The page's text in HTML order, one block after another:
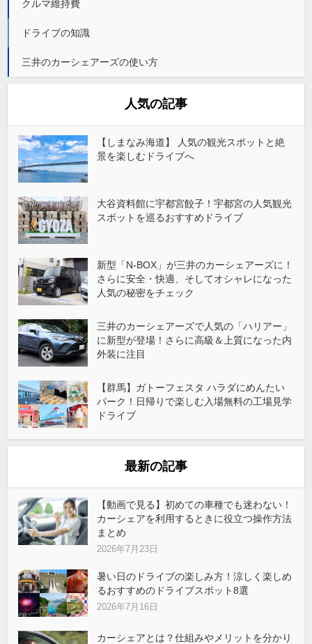
クルマ維持費
ドライブの知識
三井のカーシェアーズの使い方
人気の記事
【しまなみ海道】 人気の観光スポットと絶
景を楽しむドライブへ
大谷資料館に宇都宮餃子！宇都宮の人気観光
スポットを巡るおすすめドライブ
新型「N-BOX」が三井のカーシェアーズに！
さらに安全・快適、そしてオシャレになった
人気の秘密をチェック
三井のカーシェアーズで人気の「ハリアー」
に新型が登場！さらに高級＆上質になった内
外装に注目
【群馬】ガトーフェスタ ハラダにめんたい
パーク！日帰りで楽しむ入場無料の工場見学
ドライブ
最新の記事
【動画で見る】初めての車種でも迷わない！
カーシェアを利用するときに役立つ操作方法
まとめ
2026年7月23日
暑い日のドライブの楽しみ方！涼しく楽しめ
るおすすめのドライブスポット8選
2026年7月16日
カーシェアとは？仕組みやメリットを分かり